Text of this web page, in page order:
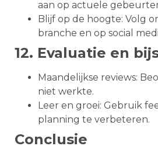
aan op actuele
Blijf op de hoogte: Volg
branche en op social
12. Evaluatie en
Maandelijkse reviews:
niet werkte.
Leer en groei: Gebruik
planning te verbeteren.
Conclusie